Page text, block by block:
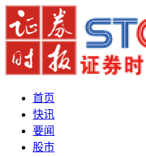
首页
快讯
要闻
股市